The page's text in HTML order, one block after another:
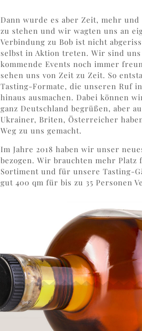
Dann wurde es aber Zeit, mehr
zu stehen und wir wagten uns an
Verbindung zu Bob ist nicht
selbst in Aktion treten. Wir sind
kommende Events noch immer
sehen uns von Zeit zu Zeit. So
Tasting-Formate, die unseren Ruf
hinaus ausmachen. Dabei können
ganz Deutschland begrüßen, aber
Ukrainer, Briten, Österreicher
Weg zu uns gemacht.
Im Jahre 2018 haben wir unser
bezogen. Wir brauchten mehr Platz
Sortiment und für unsere Tasting-
gut 400 qm für bis zu 35 Personen